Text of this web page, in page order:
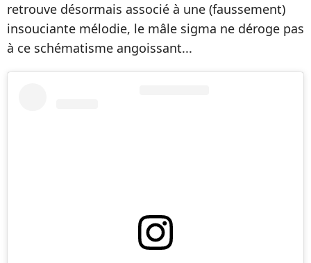
retrouve désormais associé à une (faussement)
insouciante mélodie, le mâle sigma ne déroge pas
à ce schématisme angoissant...